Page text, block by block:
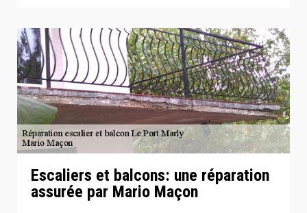
Escaliers et balcons: une réparation
assurée par Mario Maçon